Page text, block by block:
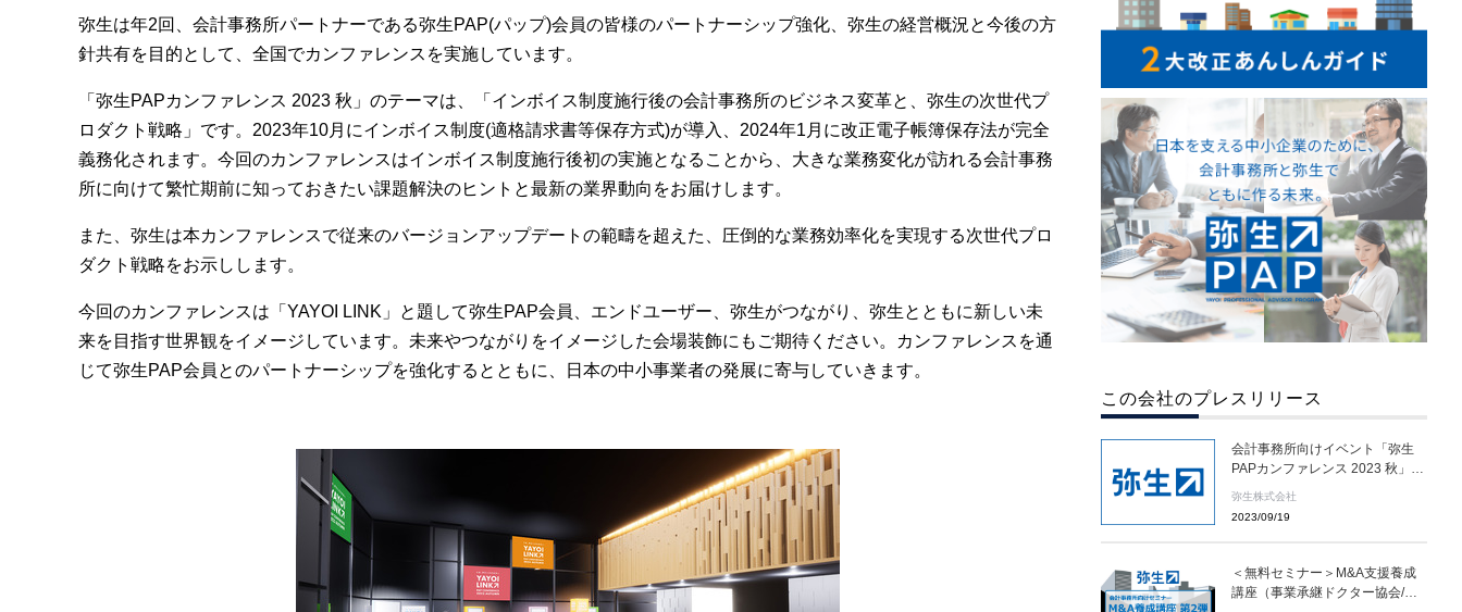
弥生は年2回、会計事務所パートナーである弥生PAP(パップ)会員の皆様のパートナーシップ強化、弥生の経営概況と今後の方
針共有を目的として、全国でカンファレンスを実施しています。
「弥生PAPカンファレンス 2023 秋」のテーマは、「インボイス制度施行後の会計事務所のビジネス変革と、弥生の次世代プ
ロダクト戦略」です。2023年10月にインボイス制度(適格請求書等保存方式)が導入、2024年1月に改正電子帳簿保存法が完全
義務化されます。今回のカンファレンスはインボイス制度施行後初の実施となることから、大きな業務変化が訪れる会計事務
所に向けて繁忙期前に知っておきたい課題解決のヒントと最新の業界動向をお届けします。
また、弥生は本カンファレンスで従来のバージョンアップデートの範疇を超えた、圧倒的な業務効率化を実現する次世代プロ
ダクト戦略をお示しします。
今回のカンファレンスは「YAYOI LINK」と題して弥生PAP会員、エンドユーザー、弥生がつながり、弥生とともに新しい未
来を目指す世界観をイメージしています。未来やつながりをイメージした会場装飾にもご期待ください。カンファレンスを通
じて弥生PAP会員とのパートナーシップを強化するとともに、日本の中小事業者の発展に寄与していきます。
この会社のプレスリリース
会計事務所向けイベント「弥生
PAPカンファレンス 2023 秋」、
全国7会場とオンラインで開催
弥生株式会社
2023/09/19
＜無料セミナー＞M&A支援養成
講座（事業承継ドクター協会/古